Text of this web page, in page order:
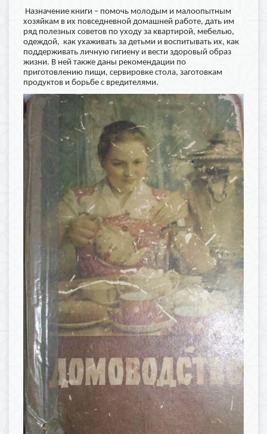
Назначение книги – помочь молодым и малоопытным
хозяйкам в их повседневной домашней работе, дать им
ряд полезных советов по уходу за квартирой, мебелью,
одеж­дой, как ухаживать за детьми и воспитывать их, как
поддерживать личную гигиену и вести здоровый образ
жизни. В ней также даны рекомендации по
приготовлению пищи, сервировке стола, заготовкам
продуктов и борьбе с вредителями.